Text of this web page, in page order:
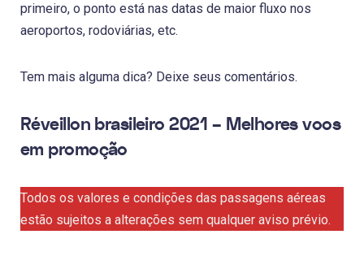
primeiro, o ponto está nas datas de maior fluxo nos
aeroportos, rodoviárias, etc.
Tem mais alguma dica? Deixe seus comentários.
Réveillon brasileiro 2021 – Melhores voos
em promoção
Todos os valores e condições das passagens aéreas
estão sujeitos a alterações sem qualquer aviso prévio.